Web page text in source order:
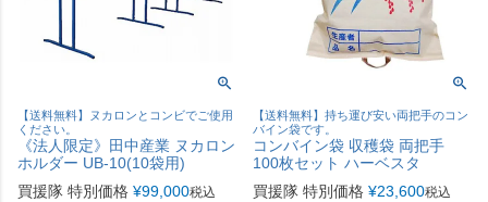
【送料無料】ヌカロンとコンビでご使用
ください。
《法人限定》田中産業 ヌカロン
ホルダー UB-10(10袋用)
買援隊 特別価格 ¥99,000税込
【送料無料】持ち運び安い両把手のコン
バイン袋です。
コンバイン袋 収穫袋 両把手
100枚セット ハーベスタ
買援隊 特別価格 ¥23,600税込